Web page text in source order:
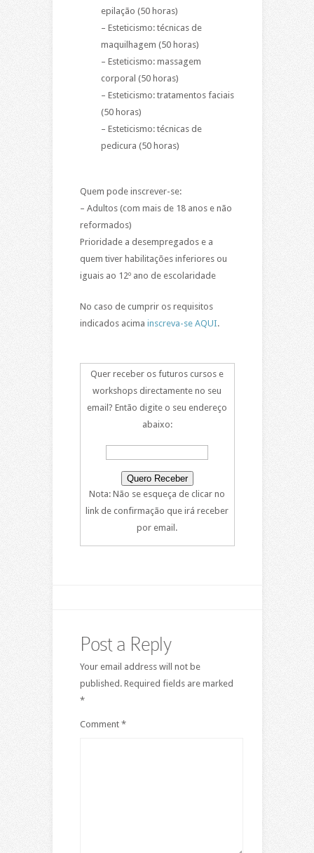
epilação (50 horas)
– Esteticismo: técnicas de
maquilhagem (50 horas)
– Esteticismo: massagem
corporal (50 horas)
– Esteticismo: tratamentos faciais
(50 horas)
– Esteticismo: técnicas de
pedicura (50 horas)
Quem pode inscrever-se:
– Adultos (com mais de 18 anos e não
reformados)
Prioridade a desempregados e a
quem tiver habilitações inferiores ou
iguais ao 12º ano de escolaridade
No caso de cumprir os requisitos
indicados acima inscreva-se AQUI.
Quer receber os futuros cursos e
workshops directamente no seu
email? Então digite o seu endereço
abaixo:
Nota: Não se esqueça de clicar no
link de confirmação que irá receber
por email.
Post a Reply
Your email address will not be
published. Required fields are marked
*
Comment *